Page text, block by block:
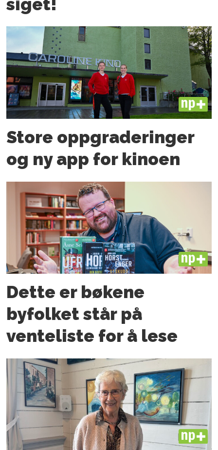
PLUS
Store oppgraderinger
og ny app for kinoen
PLUS
Dette er bøkene
byfolket står på
venteliste for å lese
PLUS